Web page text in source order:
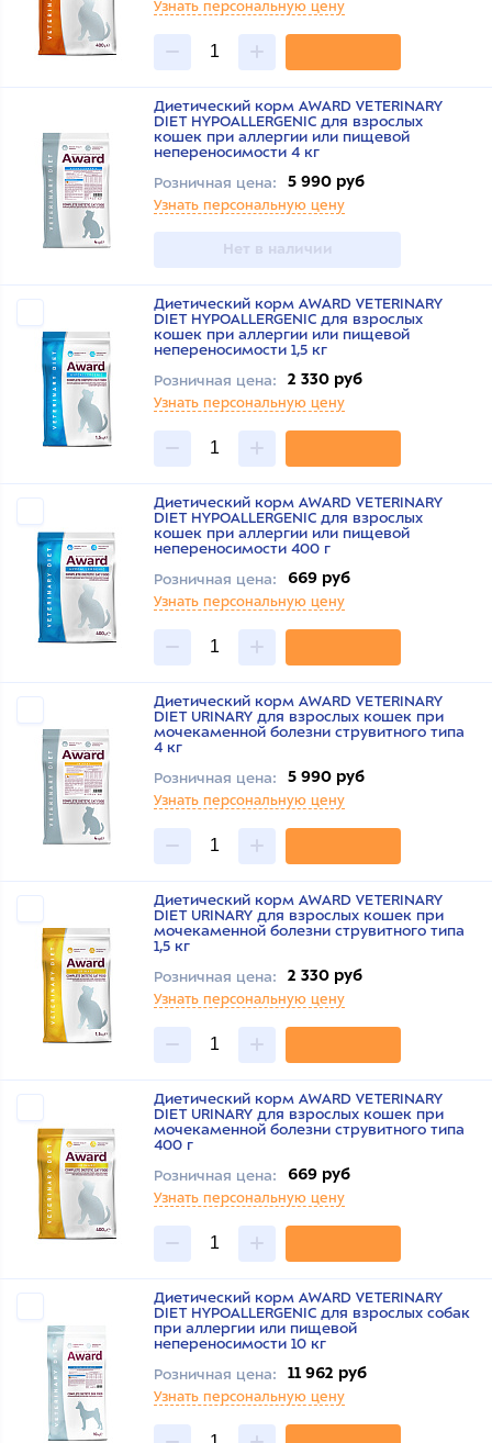
Узнать персональную цену
Диетический корм AWARD VETERINARY
DIET HYPOALLERGENIC для взрослых
кошек при аллергии или пищевой
непереносимости 4 кг
Розничная цена:
5 990 руб
Узнать персональную цену
Нет в наличии
Диетический корм AWARD VETERINARY
DIET HYPOALLERGENIC для взрослых
кошек при аллергии или пищевой
непереносимости 1,5 кг
Розничная цена:
2 330 руб
Узнать персональную цену
Диетический корм AWARD VETERINARY
DIET HYPOALLERGENIC для взрослых
кошек при аллергии или пищевой
непереносимости 400 г
Розничная цена:
669 руб
Узнать персональную цену
Диетический корм AWARD VETERINARY
DIET URINARY для взрослых кошек при
мочекаменной болезни струвитного типа
4 кг
Розничная цена:
5 990 руб
Узнать персональную цену
Диетический корм AWARD VETERINARY
DIET URINARY для взрослых кошек при
мочекаменной болезни струвитного типа
1,5 кг
Розничная цена:
2 330 руб
Узнать персональную цену
Диетический корм AWARD VETERINARY
DIET URINARY для взрослых кошек при
мочекаменной болезни струвитного типа
400 г
Розничная цена:
669 руб
Узнать персональную цену
Диетический корм AWARD VETERINARY
DIET HYPOALLERGENIC для взрослых собак
при аллергии или пищевой
непереносимости 10 кг
Розничная цена:
11 962 руб
Узнать персональную цену